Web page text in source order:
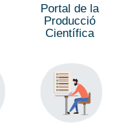
Portal de la
Producció
Científica